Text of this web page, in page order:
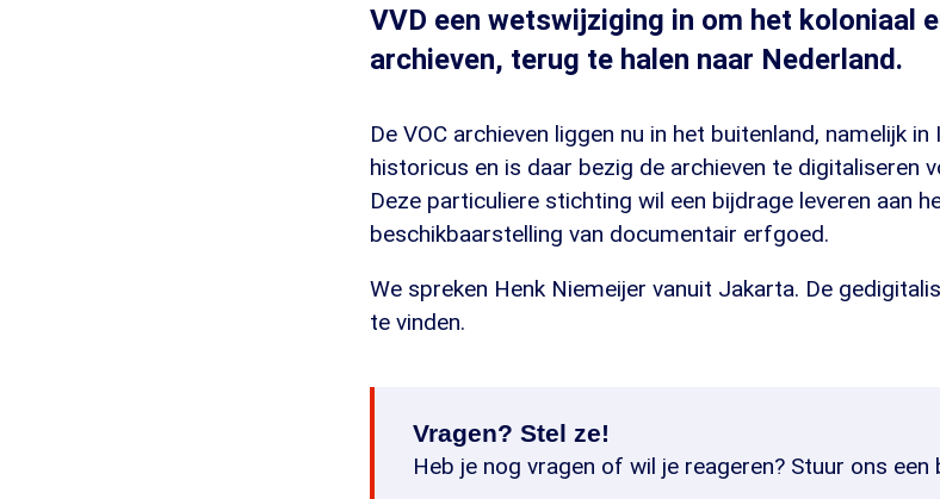
VVD een wetswijziging in om het koloniaal
archieven, terug te halen naar Nederland.
De VOC archieven liggen nu in het buitenland, namelijk
historicus en is daar bezig de archieven te digitaliseren
Deze particuliere stichting wil een bijdrage leveren aan
beschikbaarstelling van documentair erfgoed.
We spreken Henk Niemeijer vanuit Jakarta. De
te vinden.
Vragen? Stel ze!
Heb je nog vragen of wil je reageren? Stuur ons een